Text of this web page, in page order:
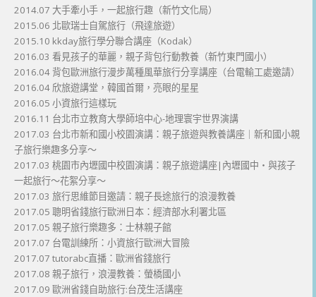
2014.07 大手牽小手，一起旅行趣（新竹文化局）
2015.06 北歐瑞士自駕旅行（飛達旅遊）
2015.10 kkday旅行學分聯合講座（Kodak）
2016.03 看見孩子的華麗，親子背包行動教養（新竹東門國小）
2016.04 背包歐洲旅行漫步萬種風華旅行分享講座（台電輸工處邀請）
2016.04 欣旅遊講堂，韓國首爾，亮眼的星星
2016.05 小資旅行這樣玩
2016.11 台北市立教育大學師培中心-地理寰宇世界演講
2017.03 台北市新和國小校園演講：親子旅遊與教養講座｜新和國小親
子旅行樂趣多分享～
2017.03 桃園市內壢國中校園演講：親子旅遊講座|內壢國中・與孩子
一起旅行～花絮分享～
2017.03 旅行思維節目邀請：親子長途旅行的浪漫教養
2017.05 聰明省錢旅行歐洲日本：經濟部水利署北區
2017.05 親子旅行樂趣多：士林親子館
2017.07 台電訓練所：小資旅行歐洲大冒險
2017.07 tutorabc直播：歐洲省錢旅行
2017.08 親子旅行，浪漫教養：螢橋國小
2017.09 歐洲省錢自助旅行:台茂生活講座